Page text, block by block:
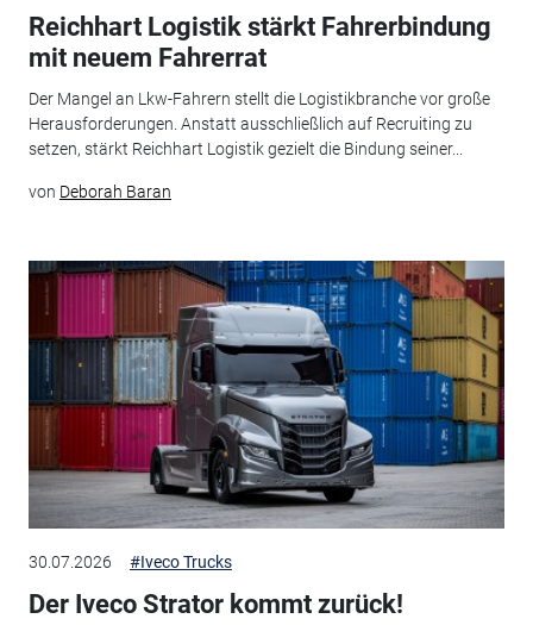
Reichhart Logistik stärkt Fahrerbindung
mit neuem Fahrerrat
Der Mangel an Lkw-Fahrern stellt die Logistikbranche vor große
Herausforderungen. Anstatt ausschließlich auf Recruiting zu
setzen, stärkt Reichhart Logistik gezielt die Bindung seiner...
von Deborah Baran
30.07.2026 #Iveco Trucks
Der Iveco Strator kommt zurück!